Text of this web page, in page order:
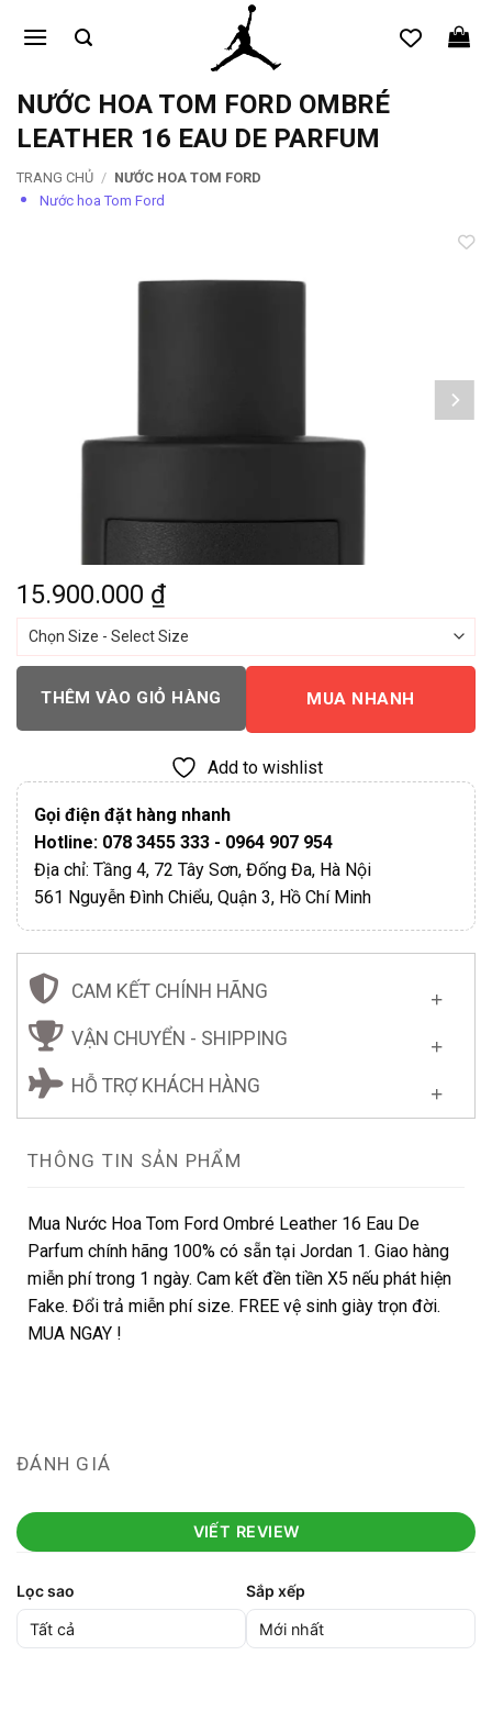
qua
dungNƯỚC HOA TOM FORD OMBRÉ
LEATHER 16 EAU DE PARFUM
TRANG CHỦ / NƯỚC HOA TOM FORD
Nước hoa Tom Ford
15.900.000 ₫
THÊM VÀO GIỎ HÀNG MUA NHANH
Add to wishlist
Gọi điện đặt hàng nhanh
Hotline: 078 3455 333 - 0964 907 954
Địa chỉ: Tầng 4, 72 Tây Sơn, Đống Đa, Hà Nội
561 Nguyễn Đình Chiểu, Quận 3, Hồ Chí Minh
CAM KẾT CHÍNH HÃNG
VẬN CHUYỂN - SHIPPING
HỖ TRỢ KHÁCH HÀNG
THÔNG TIN SẢN PHẨM
Mua Nước Hoa Tom Ford Ombré Leather 16 Eau De
Parfum chính hãng 100% có sẵn tại Jordan 1. Giao hàng
miễn phí trong 1 ngày. Cam kết đền tiền X5 nếu phát hiện
Fake. Đổi trả miễn phí size. FREE vệ sinh giày trọn đời.
MUA NGAY !
ĐÁNH GIÁ
VIẾT REVIEW
Lọc sao Sắp xếp